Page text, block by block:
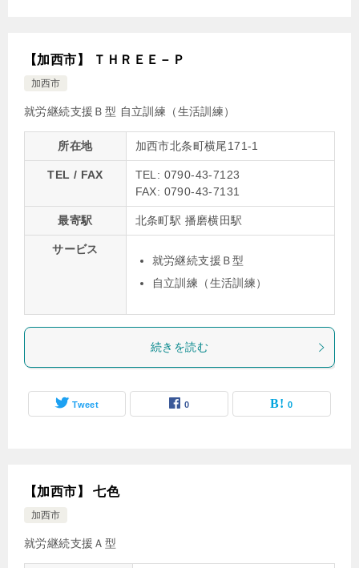
【加西市】 ＴＨＲＥＥ－Ｐ
加西市
就労継続支援Ｂ型 自立訓練（生活訓練）
所在地 加西市北条町横尾171-1
TEL / FAX
TEL: 0790-43-7123
FAX: 0790-43-7131
最寄駅 北条町駅 播磨横田駅
サービス
就労継続支援Ｂ型
自立訓練（生活訓練）
続きを読む
Tweet 0 0
【加西市】 七色
加西市
就労継続支援Ａ型